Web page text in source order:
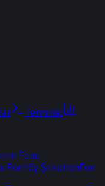
Terminal
Fonu
Portföy ŞirketleriFon